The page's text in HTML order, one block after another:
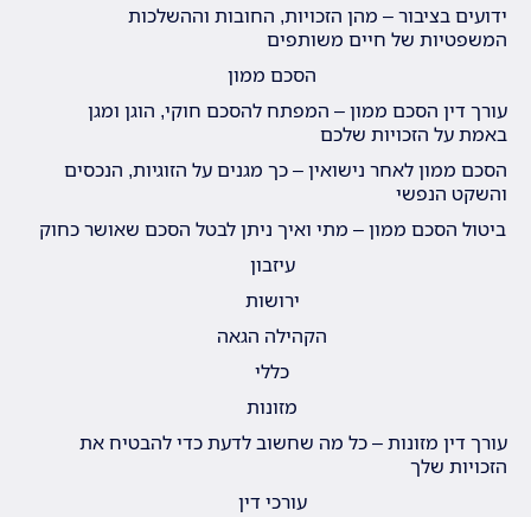
ידועים בציבור – מהן הזכויות, החובות וההשלכות
המשפטיות של חיים משותפים
הסכם ממון
עורך דין הסכם ממון – המפתח להסכם חוקי, הוגן ומגן
באמת על הזכויות שלכם
הסכם ממון לאחר נישואין – כך מגנים על הזוגיות, הנכסים
והשקט הנפשי
ביטול הסכם ממון – מתי ואיך ניתן לבטל הסכם שאושר כחוק
עיזבון
ירושות
הקהילה הגאה
כללי
מזונות
עורך דין מזונות – כל מה שחשוב לדעת כדי להבטיח את
הזכויות שלך
עורכי דין